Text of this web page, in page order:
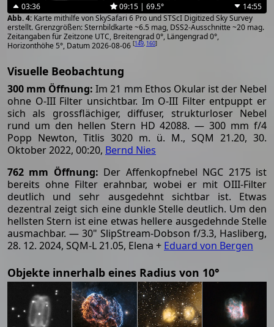
03:36 09:15 | 69.5°
14:55
Karte mithilfe von SkySafari 6 Pro und STScI Digitized Sky Survey
erstellt. Grenzgrößen: Sternbildkarte ~6.5 mag, DSS2-Ausschnitte ~20 mag.
Zeitangaben für Zeitzone UTC, Breitengrad 0°, Längengrad 0°,
Horizonthöhe 5°, Datum 2026-08-06 [149, 160]
Visuelle Beobachtung
300 mm Öffnung: Im 21 mm Ethos Okular ist der Nebel
ohne O-III Filter unsichtbar. Im O-III Filter entpuppt er
sich als grossflächiger, diffuser, strukturloser Nebel
rund um den hellen Stern HD 42088. — 300 mm f/4
Popp Newton, Titlis 3020 m. ü. M., SQM 21.20, 30.
Oktober 2022, 00:20, Bernd Nies
762 mm Öffnung: Der Affenkopfnebel NGC 2175 ist
bereits ohne Filter erahnbar, wobei er mit OIII-Filter
deutlich und sehr ausgedehnt sichtbar ist. Etwas
dezentral zeigt sich eine dunkle Stelle deutlich. Um den
hellsten Stern ist eine etwas hellere ausgedehnde Stelle
ausmachbar. — 30" SlipStream-Dobson f/3.3, Hasliberg,
28. 12. 2024, SQM-L 21.05, Elena + Eduard von Bergen
Objekte innerhalb eines Radius von 10°